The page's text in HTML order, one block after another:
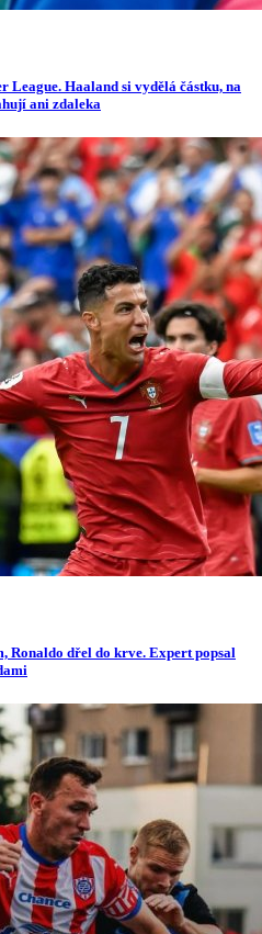
League. Haaland si vydělá částku, na
ani zdaleka
Ronaldo dřel do krve. Expert popsal